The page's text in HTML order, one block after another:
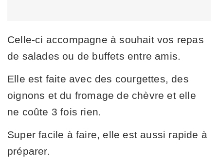
Celle-ci accompagne à souhait vos repas
de salades ou de buffets entre amis.
Elle est faite avec des courgettes, des
oignons et du fromage de chèvre et elle
ne coûte 3 fois rien.
Super facile à faire, elle est aussi rapide à
préparer.